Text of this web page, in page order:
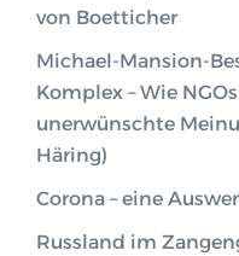
von Boetticher
Michael-Mansion-
Komplex – Wie
unerwünschte
Häring)
Corona – eine
Russland im